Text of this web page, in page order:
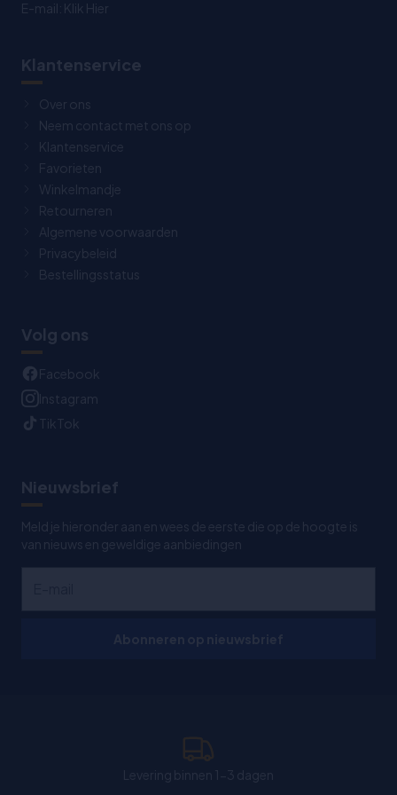
E-mail: Klik Hier
Klantenservice
Over ons
Neem contact met ons op
Klantenservice
Favorieten
Winkelmandje
Retourneren
Algemene voorwaarden
Privacybeleid
Bestellingsstatus
Volg ons
Facebook
Instagram
TikTok
Nieuwsbrief
Meld je hieronder aan en wees de eerste die op de hoogte is
van nieuws en geweldige aanbiedingen